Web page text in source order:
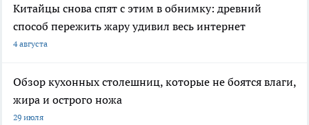
Китайцы снова спят с этим в обнимку: древний
способ пережить жару удивил весь интернет
4 августа
Обзор кухонных столешниц, которые не боятся влаги,
жира и острого ножа
29 июля